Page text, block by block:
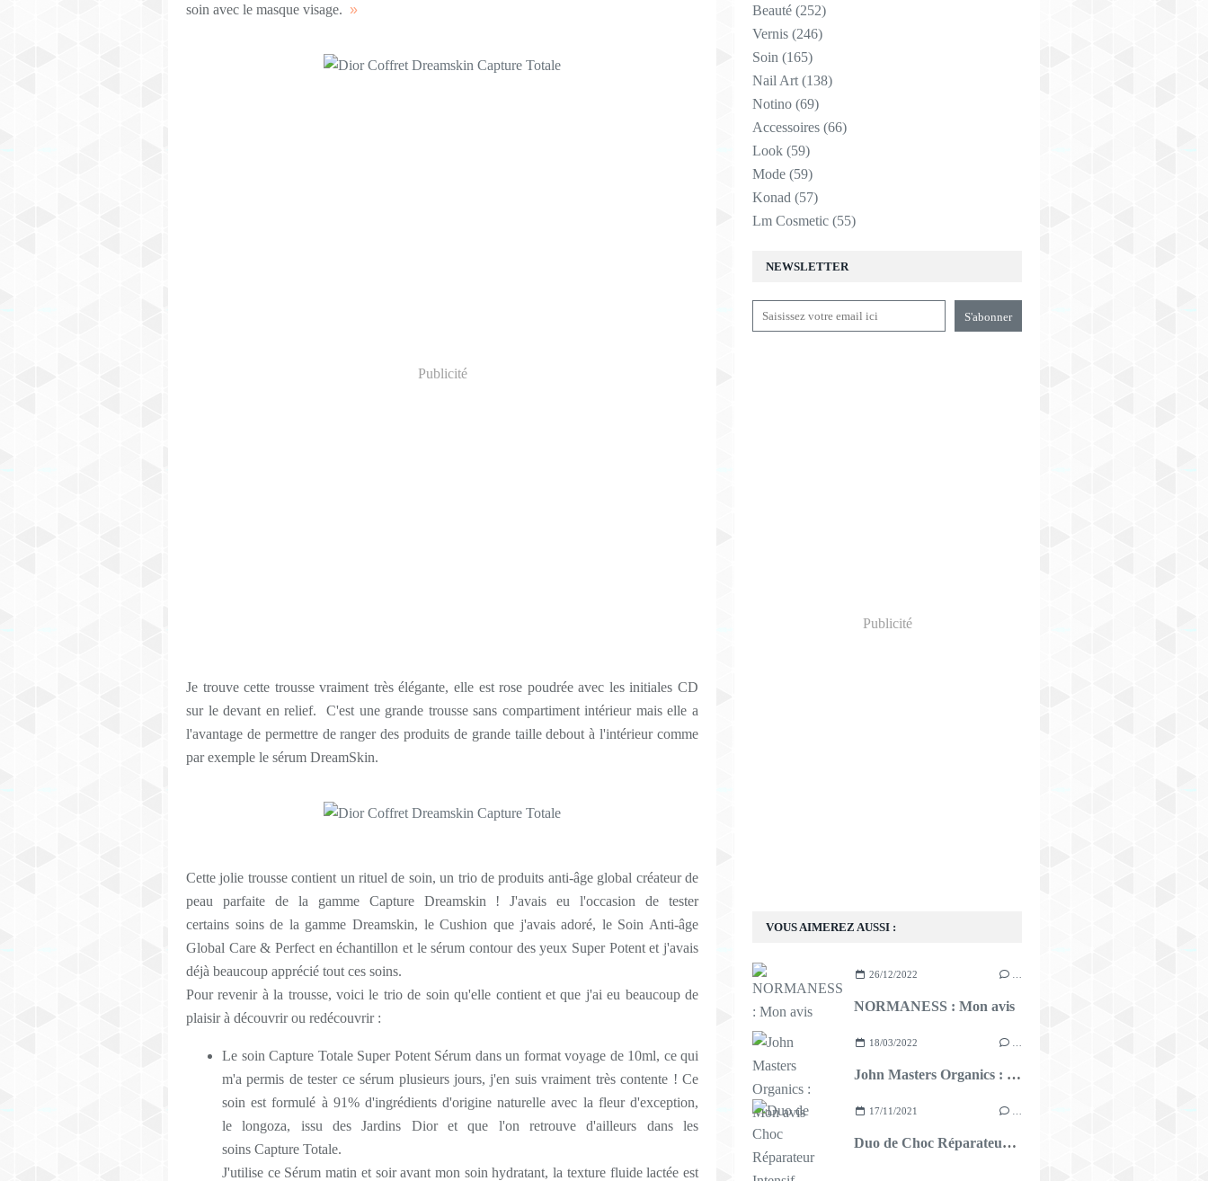
soin avec le masque visage. »
Publicité
Je trouve cette trousse vraiment très élégante, elle est rose poudrée avec les initiales CD
sur le devant en relief. C'est une grande trousse sans compartiment intérieur mais elle a
l'avantage de permettre de ranger des produits de grande taille debout à l'intérieur comme
par exemple le sérum DreamSkin.
Cette jolie trousse contient un rituel de soin, un trio de produits anti-âge global créateur de
peau parfaite de la gamme Capture Dreamskin ! J'avais eu l'occasion de tester
certains soins de la gammeDreamskin, le Cushion que j'avais adoré, le Soin Anti-âge
Global Care & Perfect en échantillon et le sérum contour des yeux Super Potent et j'avais
déjà beaucoup apprécié tout ces soins.
Pour revenir à la trousse, voici le trio de soin qu'elle contient et que j'ai eu beaucoup de
plaisir à découvrir ou redécouvrir :
Le soin Capture Totale Super Potent Sérum dans un format voyage de 10ml, ce qui
m'a permis de tester ce sérum plusieurs jours, j'en suis vraiment très contente ! Ce
soin est formulé à 91% d'ingrédients d'origine naturelle avec la fleur d'exception,
le longoza, issu des Jardins Dior et que l'on retrouve d'ailleurs dans les
soins Capture Totale.
J'utilise ce Sérum matin et soir avant mon soin hydratant, la texture fluide lactée est
NEWSLETTER
Publicité
VOUS AIMEREZ AUSSI :
26/12/2022
NORMANESS : Mon avis
18/03/2022
John Masters Organics : Mon avis
17/11/2021
Duo de Choc Réparateur Intensif FORVIL : Mention très bien !
Beauté (252)
Vernis (246)
Soin (165)
Nail Art (138)
Notino (69)
Accessoires (66)
Look (59)
Mode (59)
Konad (57)
Lm Cosmetic (55)